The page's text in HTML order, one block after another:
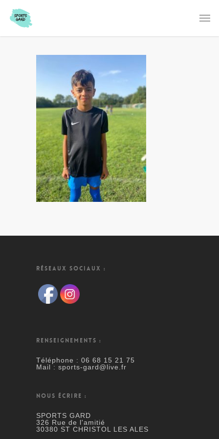
RÉSEAUX SOCIAUX :
RENSEIGNEMENTS :
Téléphone : 06 68 15 21 75
Mail : sports-gard@live.fr
NOUS ÉCRIRE :
SPORTS GARD
326 Rue de l'amitié
30380 ST CHRISTOL LES ALES